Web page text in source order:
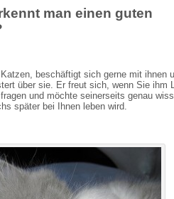
man einen guten
beschäftigt sich gerne mit ihnen
über sie. Er freut sich, wenn Sie ihm
und möchte seinerseits genau
später bei Ihnen leben wird.